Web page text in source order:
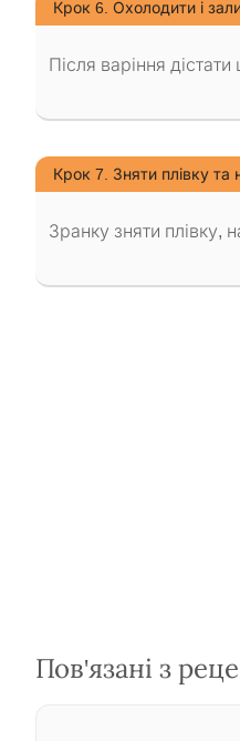
Крок 6. Охолодити і
Після варіння
Крок 7. Зняти плівку та
Зранку зняти плівку,
Пов'язані з